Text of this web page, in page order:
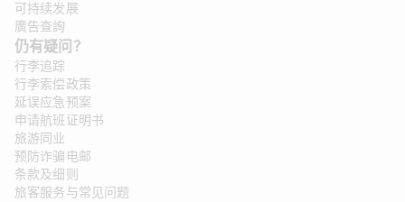
可持续发展
廣告查詢
仍有疑问？
行李追踪
行李索偿政策
延误应急预案
申请航班证明书
旅游同业
预防诈骗电邮
条款及细则
旅客服务与常见问题